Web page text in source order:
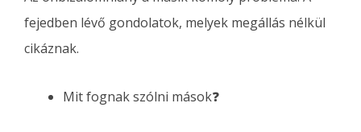
fejedben lévő gondolatok, melyek megállás nélkül
cikáznak.
Mit fognak szólni mások❓